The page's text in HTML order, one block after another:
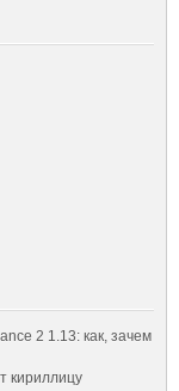
2 1.13: как, зачем
кириллицу